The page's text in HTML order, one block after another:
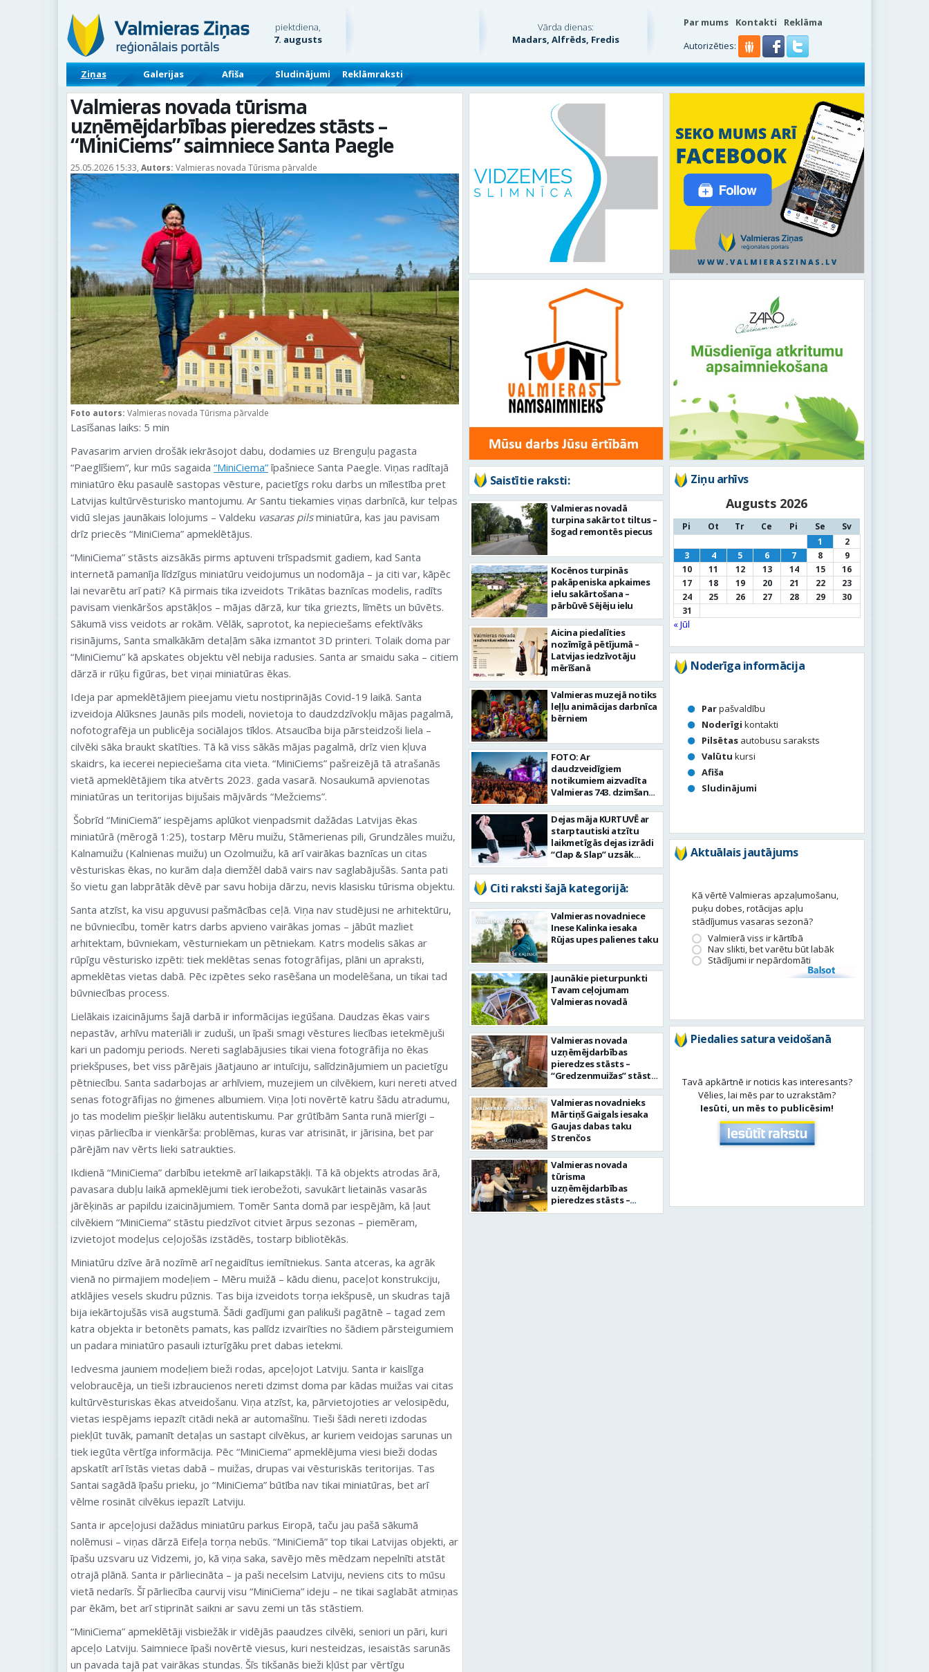
piektdiena,
7. augusts
Vārda dienas:
Madars, Alfrēds, Fredis
Par mums Kontakti
Reklāma
Autorizēties:
Ziņas Galerijas Afiša Sludinājumi Reklāmraksti
Valmieras novada tūrisma
uzņēmējdarbības pieredzes stāsts –
“MiniCiems” saimniece Santa Paegle
25.05.2026 15:33, Autors: Valmieras novada Tūrisma pārvalde
Foto autors: Valmieras novada Tūrisma pārvalde
Lasīšanas laiks: 5 min
Pavasarim arvien drošāk iekrāsojot dabu, dodamies uz Brenguļu pagasta
“Paeglīšiem”, kur mūs sagaida “MiniCiema”īpašniece Santa Paegle. Viņas radītajā
miniatūro ēku pasaulē sastopas vēsture, pacietīgs roku darbs un mīlestība pret
Latvijas kultūrvēsturisko mantojumu. Ar Santu tiekamies viņas darbnīcā, kur telpas
vidū slejas jaunākais lolojums – Valdeku vasaras pilsminiatūra, kas jau pavisam
drīz priecēs “MiniCiema” apmeklētājus.
“MiniCiema” stāsts aizsākās pirms aptuveni trīspadsmit gadiem, kad Santa
internetā pamanīja līdzīgus miniatūru veidojumus un nodomāja – ja citi var, kāpēc
lai nevarētu arī pati? Kā pirmais tika izveidots Trikātas baznīcas modelis, radīts
pavisam vienkāršos apstākļos – mājas dārzā, kur tika griezts, līmēts un būvēts.
Sākumā viss veidots ar rokām. Vēlāk, saprotot, ka nepieciešams efektīvāks
risinājums, Santa smalkākām detaļām sāka izmantot 3D printeri. Tolaik doma par
“MiniCiemu” kā apskates objektu vēl nebija radusies. Santa ar smaidu saka – citiem
dārzā ir rūķu figūras, bet viņai miniatūras ēkas.
Ideja par apmeklētājiem pieejamu vietu nostiprinājās Covid-19 laikā. Santa
izveidoja Alūksnes Jaunās pils modeli, novietoja to daudzdzīvokļu mājas pagalmā,
nofotografēja un publicēja sociālajos tīklos. Atsaucība bija pārsteidzoši liela –
cilvēki sāka braukt skatīties. Tā kā viss sākās mājas pagalmā, drīz vien kļuva
skaidrs, ka iecerei nepieciešama cita vieta. “MiniCiems” pašreizējā tā atrašanās
vietā apmeklētājiem tika atvērts 2023. gada vasarā. Nosaukumā apvienotas
miniatūras un teritorijas bijušais mājvārds “Mežciems”.
Šobrīd “MiniCiemā” iespējams aplūkot vienpadsmit dažādas Latvijas ēkas
miniatūrā (mērogā 1:25), tostarp Mēru muižu, Stāmerienas pili, Grundzāles muižu,
Kalnamuižu (Kalnienas muižu) un Ozolmuižu, kā arī vairākas baznīcas un citas
vēsturiskas ēkas, no kurām daļa diemžēl dabā vairs nav saglabājušās. Santa pati
šo vietu gan labprātāk dēvē par savu hobija dārzu, nevis klasisku tūrisma objektu.
Santa atzīst, ka visu apguvusi pašmācības ceļā. Viņa nav studējusi ne arhitektūru,
ne būvniecību, tomēr katrs darbs apvieno vairākas jomas – jābūt mazliet
arhitektam, būvniekam, vēsturniekam un pētniekam. Katrs modelis sākas ar
rūpīgu vēsturisko izpēti: tiek meklētas senas fotogrāfijas, plāni un apraksti,
apmeklētas vietas dabā. Pēc izpētes seko rasēšana un modelēšana, un tikai tad
būvniecības process.
Lielākais izaicinājums šajā darbā ir informācijas iegūšana. Daudzas ēkas vairs
nepastāv, arhīvu materiāli ir zuduši, un īpaši smagi vēstures liecības ietekmējuši
kari un padomju periods. Nereti saglabājusies tikai viena fotogrāfija no ēkas
priekšpuses, bet viss pārējais jāatjauno ar intuīciju, salīdzinājumiem un pacietīgu
pētniecību. Santa sadarbojas ar arhīviem, muzejiem un cilvēkiem, kuri nereti atved
senas fotogrāfijas no ģimenes albumiem. Viņa ļoti novērtē katru šādu atradumu,
jo tas modelim piešķir lielāku autentiskumu. Par grūtībām Santa runā mierīgi –
viņas pārliecība ir vienkārša: problēmas, kuras var atrisināt, ir jārisina, bet par
pārējām nav vērts lieki satraukties.
Ikdienā “MiniCiema” darbību ietekmē arī laikapstākļi. Tā kā objekts atrodas ārā,
pavasara dubļu laikā apmeklējumi tiek ierobežoti, savukārt lietainās vasarās
jārēķinās ar papildu izaicinājumiem. Tomēr Santa domā par iespējām, kā ļaut
cilvēkiem “MiniCiema” stāstu piedzīvot citviet ārpus sezonas – piemēram,
izvietojot modeļus ceļojošās izstādēs, tostarp bibliotēkās.
Miniatūru dzīve ārā nozīmē arī negaidītus iemītniekus. Santa atceras, ka agrāk
vienā no pirmajiem modeļiem – Mēru muižā – kādu dienu, paceļot konstrukciju,
atklājies vesels skudru pūznis. Tas bija izveidots torņa iekšpusē, un skudras tajā
bija iekārtojušās visā augstumā. Šādi gadījumi gan palikuši pagātnē – tagad zem
katra objekta ir betonēts pamats, kas palīdz izvairīties no šādiem pārsteigumiem
un padara miniatūro pasauli izturīgāku pret dabas ietekmi.
Iedvesma jauniem modeļiem bieži rodas, apceļojot Latviju. Santa ir kaislīga
velobraucēja, un tieši izbraucienos nereti dzimst doma par kādas muižas vai citas
kultūrvēsturiskas ēkas atveidošanu. Viņa atzīst, ka, pārvietojoties ar velosipēdu,
vietas iespējams iepazīt citādi nekā ar automašīnu. Tieši šādi nereti izdodas
piekļūt tuvāk, pamanīt detaļas un sastapt cilvēkus, ar kuriem veidojas sarunas un
tiek iegūta vērtīga informācija. Pēc “MiniCiema” apmeklējuma viesi bieži dodas
apskatīt arī īstās vietas dabā – muižas, drupas vai vēsturiskās teritorijas. Tas
Santai sagādā īpašu prieku, jo “MiniCiema” būtība nav tikai miniatūras, bet arī
vēlme rosināt cilvēkus iepazīt Latviju.
Santa ir apceļojusi dažādus miniatūru parkus Eiropā, taču jau pašā sākumā
nolēmusi – viņas dārzā Eifeļa torņa nebūs. “MiniCiemā” top tikai Latvijas objekti, ar
īpašu uzsvaru uz Vidzemi, jo, kā viņa saka, savējo mēs mēdzam nepelnīti atstāt
otrajā plānā. Santa ir pārliecināta – ja paši necelsim Latviju, neviens cits to mūsu
vietā nedarīs. Šī pārliecība caurvij visu “MiniCiema” ideju – ne tikai saglabāt atmiņas
par ēkām, bet arī stiprināt saikni ar savu zemi un tās stāstiem.
“MiniCiema” apmeklētāji visbiežāk ir vidējās paaudzes cilvēki, seniori un pāri, kuri
apceļo Latviju. Saimniece īpaši novērtē viesus, kuri nesteidzas, iesaistās sarunās
un pavada tajā pat vairākas stundas. Šīs tikšanās bieži kļūst par vērtīgu
Saistītie raksti:
Valmieras novadā
turpina sakārtot tiltus –
šogad remontēs piecus
Kocēnos turpinās
pakāpeniska apkaimes
ielu sakārtošana –
pārbūvē Sējēju ielu
Aicina piedalīties
nozīmīgā pētījumā –
Latvijas iedzīvotāju
mērīšanā
Valmieras muzejā notiks
leļļu animācijas darbnīca
bērniem
FOTO: Ar
daudzveidīgiem
notikumiem aizvadīta
Valmieras 743. dzimšanas
diena
Dejas māja KURTUVĒ ar
starptautiski atzītu
laikmetīgās dejas izrādi
“Clap & Slap” uzsāk
jaunu attīstības posmu
Citi raksti šajā kategorijā:
Valmieras novadniece
Inese Kalinka iesaka
Rūjas upes palienes taku
Jaunākie pieturpunkti
Tavam ceļojumam
Valmieras novadā
Valmieras novada
uzņēmējdarbības
pieredzes stāsts –
“Gredzenmuižas” stāsts
saimniece Dace Šulce un
Jorens Gredzens
Valmieras novadnieks
Mārtiņš Gaigals iesaka
Gaujas dabas taku
Strenčos
Valmieras novada
tūrisma
uzņēmējdarbības
pieredzes stāsts –
kafejnīcas “Kanēlis”
Ziņu arhīvs
Augusts 2026
Pi Ot Tr Ce Pi Se
Sv
1
2
3
4 5 6 7 8
9
10
11 12 13 14 15
16
17
18 19 20 21 22
23
24
25 26 27 28 29
30
31
« Jūl
Noderīga informācija
Parpašvaldību
Noderīgi kontakti
Pilsētas autobusu saraksts
Valūtu kursi
Afiša
Sludinājumi
Aktuālais jautājums
Kā vērtē Valmieras apzaļumošanu,
puķu dobes, rotācijas apļu
stādījumus vasaras sezonā?
Valmierā viss ir kārtībā
Nav slikti, bet varētu būt labāk
Stādījumi ir nepārdomāti
Balsot
Piedalies satura veidošanā
Tavā apkārtnē ir noticis kas interesants?
Vēlies, lai mēs par to uzrakstām?
Iesūti, un mēs to publicēsim!